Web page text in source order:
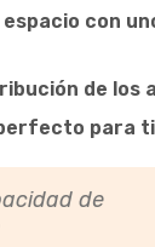
con
de los
para ti
de